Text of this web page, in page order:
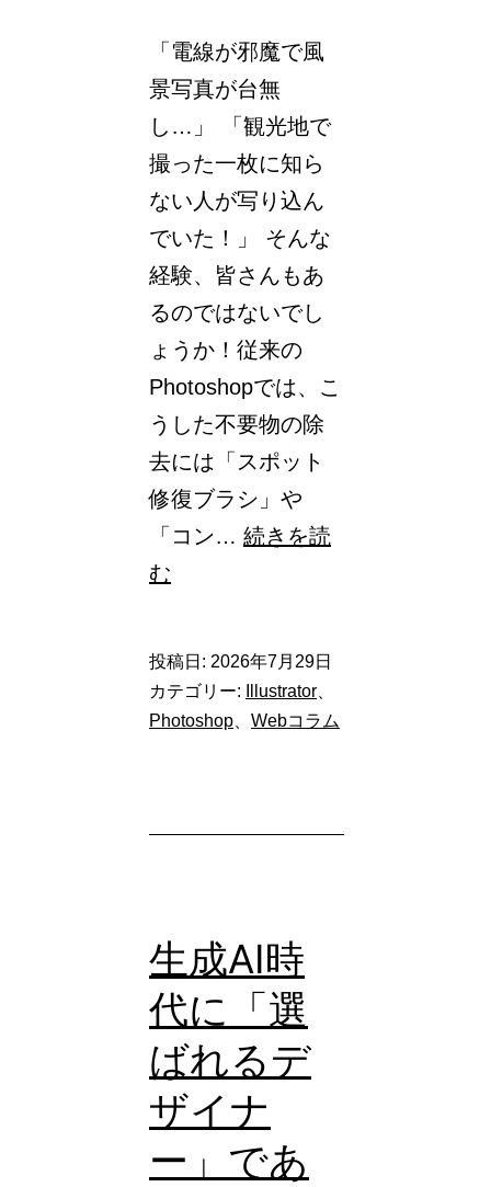
る
た
め
の
独
学
ス
テ
ッ
プ
7
選
「電線が邪魔で風
景写真が台無
し…」 「観光地で
撮った一枚に知ら
ない人が写り込ん
でいた！」 そんな
経験、皆さんもあ
るのではないでし
ょうか！従来の
Photoshopでは、こ
うした不要物の除
去には「スポット
修復ブラシ」や
「コン… 続きを読
む
た
写
ら
な
要
素
を
簡
単
に
投稿日: 2026年7月29日
カテゴリー:
Illustrator
Photoshop
Webコラム
生成AI時
代に「選
ばれるデ
ザイナ
ー」であ